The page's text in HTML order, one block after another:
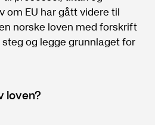
om EU har gått videre til
norske loven med forskrift
og legge grunnlaget for
loven?